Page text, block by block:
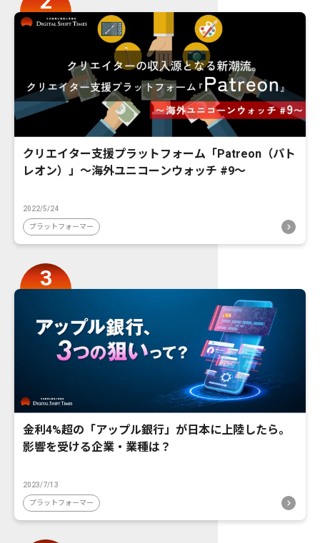
クリエイター支援プラットフォーム「Patreon（パト
レオン）」〜海外ユニコーンウォッチ #9〜
2022/5/24
プラットフォーマー
金利4%超の「アップル銀行」が日本に上陸したら。
影響を受ける企業・業種は？
2023/7/13
プラットフォーマー